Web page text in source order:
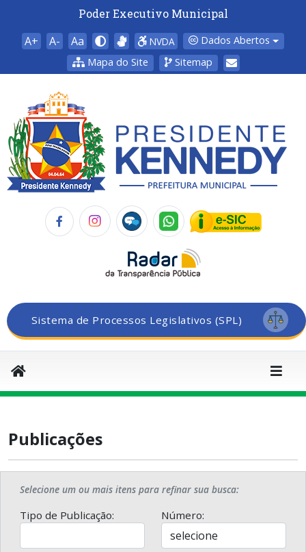
Poder Executivo Municipal
A+ A- Aa NVDA
Dados Abertos
Mapa do Site
Sitemap
Sistema de Processos Legislativos (SPL)
Publicações
Selecione um ou mais itens para refinar sua busca:
Tipo de Publicação: Número: